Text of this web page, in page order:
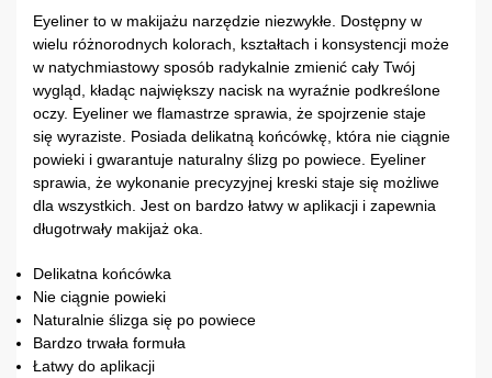
Eyeliner to w makijażu narzędzie niezwykłe. Dostępny w
wielu różnorodnych kolorach, kształtach i konsystencji może
w natychmiastowy sposób radykalnie zmienić cały Twój
wygląd, kładąc największy nacisk na wyraźnie podkreślone
oczy. Eyeliner we flamastrze sprawia, że spojrzenie staje
się wyraziste. Posiada delikatną końcówkę, która nie ciągnie
powieki i gwarantuje naturalny ślizg po powiece. Eyeliner
sprawia, że wykonanie precyzyjnej kreski staje się możliwe
dla wszystkich. Jest on bardzo łatwy w aplikacji i zapewnia
długotrwały makijaż oka.
Delikatna końcówka
Nie ciągnie powieki
Naturalnie ślizga się po powiece
Bardzo trwała formuła
Łatwy do aplikacji